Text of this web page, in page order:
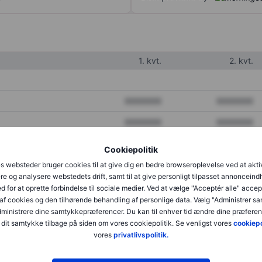
Cookiepolitik
websteder bruger cookies til at give dig en bedre browseroplevelse ved at
og analysere webstedets drift, samt til at give personligt tilpasset
for at oprette forbindelse til sociale medier. Ved at vælge "Acceptér alle"
cookies og den tilhørende behandling af personlige data. Vælg "Administrer
dine samtykkepræferencer. Du kan til enhver tid ændre dine
samtykke tilbage på siden om vores cookiepolitik. Se venligst vores
vores privatlivspolitik.
1. kvt. 2. kvt.
XXXXXXX XXXXXXX
XXXXXXX